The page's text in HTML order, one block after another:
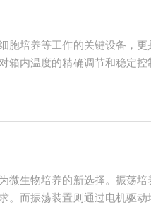
胞培养等工作的关键设备，
内温度的精确调节和稳定
微生物培养的新选择。振荡
而振荡装置则通过电机驱